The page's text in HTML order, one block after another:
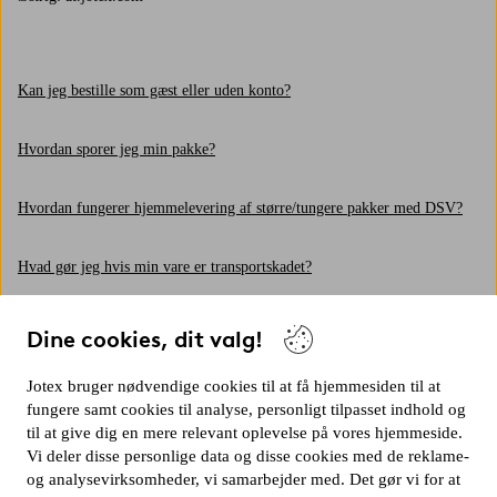
Dine cookies, dit valg!
Jotex bruger nødvendige cookies til at få hjemmesiden til at
fungere samt cookies til analyse, personligt tilpasset indhold og
til at give dig en mere relevant oplevelse på vores hjemmeside.
Vi deler disse personlige data og disse cookies med de reklame-
og analysevirksomheder, vi samarbejder med. Det gør vi for at
Kan jeg bestille som gæst eller uden konto?
Hvordan sporer jeg min pakke?
Hvordan fungerer hjemmelevering af større/tungere pakker med DSV?
Hvad gør jeg hvis min vare er transportskadet?
Hvordan fungerer hjemmelevering af postpakker med PostNord?
Hvorfor får jeg ikke min ordrebekræftelse?
Hvor gammel skal man være for at bestille?